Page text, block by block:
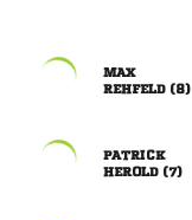

 

 